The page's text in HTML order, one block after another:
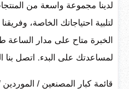
لدينا مجموعة واسعة من
لتلبية احتياجاتك الخاصة،
الخبرة متاح على مدار الساعة
لمساعدتك على البدء. اتصل بنا
قائمة كبار المصنعين /